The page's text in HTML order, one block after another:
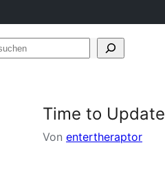
Time to Update
Von entertheraptor